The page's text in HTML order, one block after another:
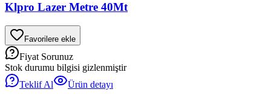
Klpro Lazer Metre 40Mt
Favorilere ekle
Fiyat Sorunuz
Stok durumu bilgisi gizlenmiştir
Teklif Al
Ürün detayı